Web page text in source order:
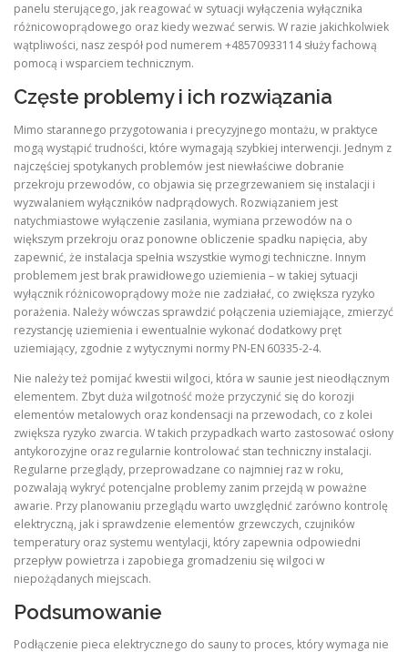
panelu sterującego, jak reagować w sytuacji wyłączenia wyłącznika
różnicowoprądowego oraz kiedy wezwać serwis. W razie jakichkolwiek
wątpliwości, nasz zespół pod numerem +48570933114 służy fachową
pomocą i wsparciem technicznym.
Częste problemy i ich rozwiązania
Mimo starannego przygotowania i precyzyjnego montażu, w praktyce
mogą wystąpić trudności, które wymagają szybkiej interwencji. Jednym z
najczęściej spotykanych problemów jest niewłaściwe dobranie
przekroju przewodów, co objawia się przegrzewaniem się instalacji i
wyzwalaniem wyłączników nadprądowych. Rozwiązaniem jest
natychmiastowe wyłączenie zasilania, wymiana przewodów na o
większym przekroju oraz ponowne obliczenie spadku napięcia, aby
zapewnić, że instalacja spełnia wszystkie wymogi techniczne. Innym
problemem jest brak prawidłowego uziemienia – w takiej sytuacji
wyłącznik różnicowoprądowy może nie zadziałać, co zwiększa ryzyko
porażenia. Należy wówczas sprawdzić połączenia uziemiające, zmierzyć
rezystancję uziemienia i ewentualnie wykonać dodatkowy pręt
uziemiający, zgodnie z wytycznymi normy PN‑EN 60335‑2‑4.
Nie należy też pomijać kwestii wilgoci, która w saunie jest nieodłącznym
elementem. Zbyt duża wilgotność może przyczynić się do korozji
elementów metalowych oraz kondensacji na przewodach, co z kolei
zwiększa ryzyko zwarcia. W takich przypadkach warto zastosować osłony
antykorozyjne oraz regularnie kontrolować stan techniczny instalacji.
Regularne przeglądy, przeprowadzane co najmniej raz w roku,
pozwalają wykryć potencjalne problemy zanim przejdą w poważne
awarie. Przy planowaniu przeglądu warto uwzględnić zarówno kontrolę
elektryczną, jak i sprawdzenie elementów grzewczych, czujników
temperatury oraz systemu wentylacji, który zapewnia odpowiedni
przepływ powietrza i zapobiega gromadzeniu się wilgoci w
niepożądanych miejscach.
Podsumowanie
Podłączenie pieca elektrycznego do sauny to proces, który wymaga nie